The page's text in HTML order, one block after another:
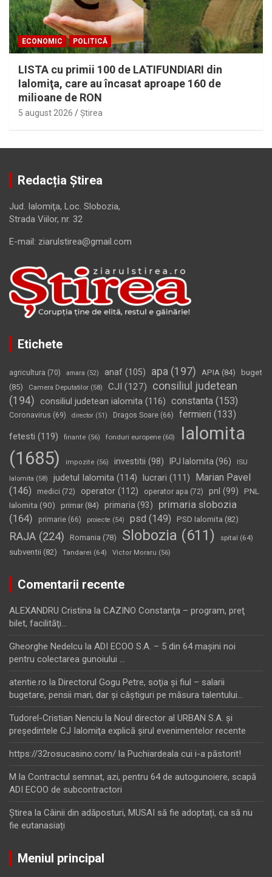
ECONOMIC POLITICĂ
LISTA cu primii 100 de LATIFUNDIARI din
Ialomiţa, care au încasat aproape 160 de
milioane de RON
5 august 2026 Ştirea
Redacția Știrea
Jud. Ialomiţa, Loc. Slobozia,
Strada Viilor, nr. 32
E-mail: ziarulstirea@gmail.com
Etichete
agricultura (70) amara (52) anaf (105) apa (197) APIA (84)
buget
(85)
Camera Deputatilor (58) CJI (127)
consiliul judetean
(194) consiliul judetean ialomita (116) constanta (153)
Coronavirus (69) director (51) Dragos Soare (66) fermieri (133)
fetesti (119) finante (56) fonduri europene (60)
Ialomita
(1685)
impozite (56) investitii (98) IPJ Ialomita (96) ISU
Ialomita (58) judetul Ialomita (114) lucrari (111)
Marian Pavel
(146)
medici (72) operator (112) operator apa (72) pnl (99)
PNL
Ialomita (90) primar(84) primaria (93)
primaria slobozia
(164)
primarie (66) proiecte (54) psd (149) PSD Ialomita (82)
RAJA (224) Romania (78) Slobozia (611) spital (64)
subventii (82) Tandarei (64) Victor Moraru (56)
Comentarii recente
ALEXANDRU Cristina la CAZINO Constanţa – program, preţ
bilet, facilităţi…
Gheorghe Nedelcu la ADI ECOO S.A. – 5 din 64 maşini noi
pentru colectarea gunoiului …
atentie.ro la Directorul Gogu Petre, soţia şi fiul – salarii
bugetare, pensii mari, dar şi câştiguri pe măsura talentului…
Tudorel-Cristian Nenciu la Noul director al URBAN S.A. şi
preşedintele CJ Ialomiţa explică şirul evenimentelor recente
https://32rosucasino.com/ la Puchiardeala cui i-a păstorit!
M la Contractul semnat, azi, pentru 64 de autogunoiere, scapă
ADI ECOO de subcontractori
Ştirea la Câinii din adăposturi, MUSAI să fie adoptați, ca să nu
fie eutanasiați
Meniul principal